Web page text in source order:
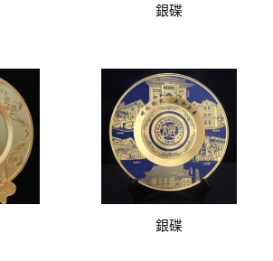
銀碟
銀碟